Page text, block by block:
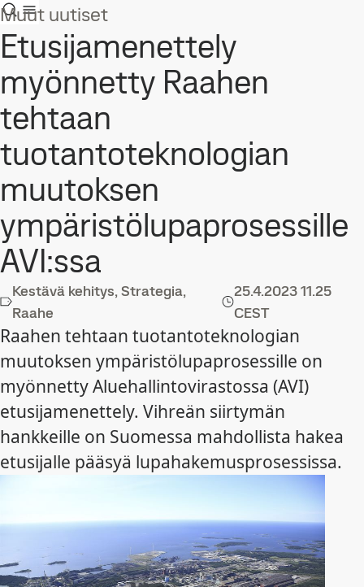
Muut uutiset
Etusijamenettely
myönnetty Raahen
tehtaan
tuotantoteknologian
muutoksen
ympäristölupaprosessille
AVI:ssa
Kestävä kehitys, Strategia,
Raahe
25.4.202311.25
CEST
Raahen tehtaan tuotantoteknologian
muutoksen ympäristölupaprosessille on
myönnetty Aluehallintovirastossa (AVI)
etusijamenettely. Vihreän siirtymän
hankkeille on Suomessa mahdollista hakea
etusijalle pääsyä lupahakemusprosessissa.